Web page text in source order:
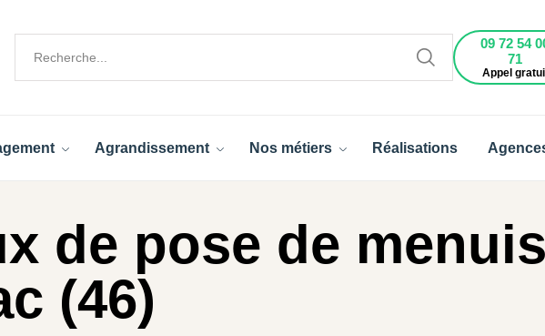
09 72 54
71
Appel
Agrandissement Nos métiers Réalisations
de pose de
(46)